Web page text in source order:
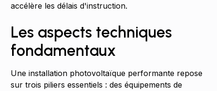
accélère les délais d'instruction.
Les aspects techniques
fondamentaux
Une installation photovoltaïque performante repose
sur trois piliers essentiels : des équipements de